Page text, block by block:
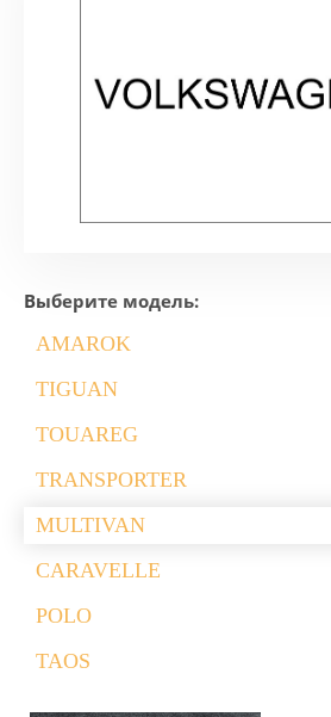
Выберите модель:
AMAROK
TIGUAN
TOUAREG
TRANSPORTER
MULTIVAN
CARAVELLE
POLO
TAOS